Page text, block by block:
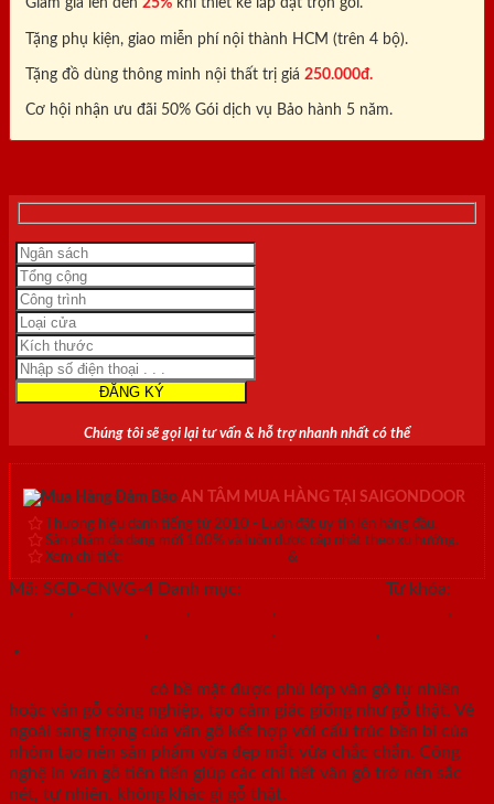
Tặng phụ kiện, giao miễn phí nội thành HCM (trên 4 bộ).
Tặng đồ dùng thông minh nội thất trị giá 250.000đ.
Cơ hội nhận ưu đãi 50% Gói dịch vụ Bảo hành 5 năm.
Chúng tôi sẽ gọi lại tư vấn & hỗ trợ nhanh nhất có thể
AN TÂM MUA HÀNG TẠI SAIGONDOOR
Thương hiệu danh tiếng từ 2010 - Luôn đặt uy tín lên hàng đầu.
Sản phẩm đa dạng mới 100% và luôn được cập nhật theo xu hướng.
Xem chi tiết:
&
Mã: SGD-CNVG-4 Danh mục: Từ khóa:
, , ,
,
, , ,
có bề mặt được phủ lớp vân gỗ tự nhiên
hoặc vân gỗ công nghiệp, tạo cảm giác giống như gỗ thật. Vẻ
ngoài sang trọng của vân gỗ kết hợp với cấu trúc bền bỉ của
nhôm tạo nên sản phẩm vừa đẹp mắt vừa chắc chắn. Công
nghệ in vân gỗ tiên tiến giúp các chi tiết vân gỗ trở nên sắc
nét, tự nhiên, không khác gì gỗ thật.